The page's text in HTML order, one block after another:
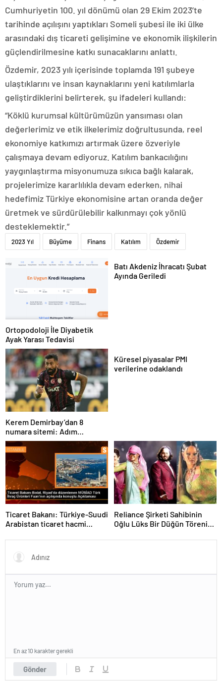
Cumhuriyetin 100. yıl dönümü olan 29 Ekim 2023’te
tarihinde açılışını yaptıkları Someli şubesi ile iki ülke
arasındaki dış ticareti gelişimine ve ekonomik ilişkilerin
güçlendirilmesine katkı sunacaklarını anlattı.
Özdemir, 2023 yılı içerisinde toplamda 191 şubeye
ulaştıklarını ve insan kaynaklarını yeni katılımlarla
geliştirdiklerini belirterek, şu ifadeleri kullandı:
“Köklü kurumsal kültürümüzün yansıması olan
değerlerimiz ve etik ilkelerimiz doğrultusunda, reel
ekonomiye katkımızı artırmak üzere özveriyle
çalışmaya devam ediyoruz. Katılım bankacılığını
yaygınlaştırma misyonumuza sıkıca bağlı kalarak,
projelerimize kararlılıkla devam ederken, nihai
hedefimiz Türkiye ekonomisine artan oranda değer
üretmek ve sürdürülebilir kalkınmayı çok yönlü
desteklemektir.”
2023 Yıl Büyüme Finans Katılım Özdemir
Ortopodoloji İle Diyabetik
Ayak Yarası Tedavisi
Batı Akdeniz İhracatı Şubat
Ayında Geriledi
Kerem Demirbay’dan 8
numara sitemi: Adım
Kereminho olsaydı…
Küresel piyasalar PMI
verilerine odaklandı
Ticaret Bakanı: Türkiye-Suudi
Arabistan ticaret hacmi
Reliance Şirketi Sahibinin
Oğlu Lüks Bir Düğün Töreni
Gönder
En az 10 karakter gerekli